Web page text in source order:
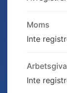
Moms
Inte
Inte